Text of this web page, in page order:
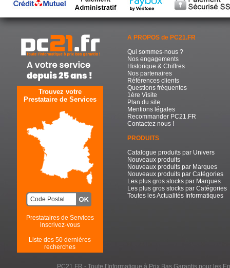
Trouvez votre
Prestataire de Services
Prestataires de Services
inscrivez-vous
Liste des 50 dernières
recherches
A PROPOS de PC21.FR
Qui sommes-nous ?
Nos engagements
Historique & Chiffres
Nos partenaires
Références clients
Questions fréquentes
1ère Visite
Plan du site
Mentions légales
Recommander PC21.FR
Contactez nous !
PRODUITS
Catalogue produits par Univers
Nouveaux produits
Nouveaux produits par Marques
Nouveaux produits par Catégories
Les plus gros stocks par Marques
Les plus gros stocks par Catégories
Toutes les Actualités Informatiques
PC21.FR - Toute l'Informatique à Prix Bas Garantis pour les